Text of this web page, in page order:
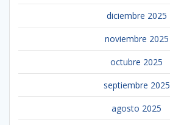
diciembre 2025
noviembre 2025
octubre 2025
septiembre 2025
agosto 2025